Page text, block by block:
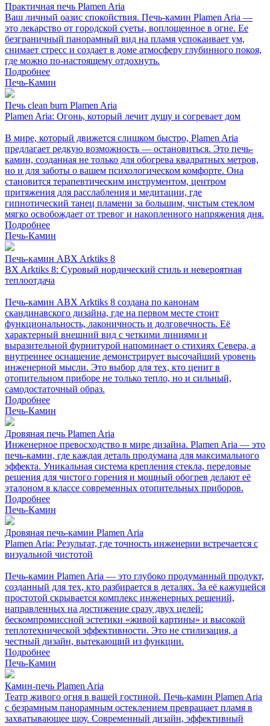
Практичная печь Plamen Aria
Ваш личный оазис спокойствия. Печь-камин Plamen Aria —
это лекарство от городской суеты, воплощенное в огне. Ее
безграничный панорамный вид на пламя успокаивает ум,
снимает стресс и создает в доме атмосферу глубинного покоя,
где можно по-настоящему отдохнуть.
Подробнее
Печь-Камин
Печь clean burn Plamen Aria
Plamen Aria: Огонь, который лечит душу и согревает дом
В мире, который движется слишком быстро, Plamen Aria
предлагает редкую возможность — остановиться. Это печь-
камин, созданная не только для обогрева квадратных метров,
но и для заботы о вашем психологическом комфорте. Она
становится терапевтическим инструментом, центром
притяжения для расслабления и медитации, где
гипнотический танец пламени за большим, чистым стеклом
мягко освобождает от тревог и накопленного напряжения дня.
Подробнее
Печь-Камин
Печь-камин ABX Arktiks 8
BX Arktiks 8: Суровый нордический стиль и невероятная
теплоотдача
Печь-камин ABX Arktiks 8 создана по канонам
скандинавского дизайна, где на первом месте стоит
функциональность, лаконичность и долговечность. Её
характерный внешний вид с четкими линиями и
выразительной фурнитурой напоминает о стихиях Севера, а
внутреннее оснащение демонстрирует высочайший уровень
инженерной мысли. Это выбор для тех, кто ценит в
отопительном приборе не только тепло, но и сильный,
самодостаточный образ.
Подробнее
Печь-Камин
Дровяная печь Plamen Aria
Инженерное превосходство в мире дизайна. Plamen Aria — это
печь-камин, где каждая деталь продумана для максимального
эффекта. Уникальная система крепления стекла, передовые
решения для чистого горения и мощный обогрев делают её
эталоном в классе современных отопительных приборов.
Подробнее
Печь-Камин
Дровяная печь-камин Plamen Aria
Plamen Aria: Результат, где точность инженерии встречается с
визуальной чистотой
Печь-камин Plamen Aria — это глубоко продуманный продукт,
созданный для тех, кто разбирается в деталях. За её кажущейся
простотой скрывается комплекс инженерных решений,
направленных на достижение сразу двух целей:
бескомпромиссной эстетики «живой картины» и высокой
теплотехнической эффективности. Это не стилизация, а
честный дизайн, вытекающий из функции.
Подробнее
Печь-Камин
Камин-печь Plamen Aria
Театр живого огня в вашей гостиной. Печь-камин Plamen Aria
с безрамным панорамным остеклением превращает пламя в
захватывающее шоу. Современный дизайн, эффективный